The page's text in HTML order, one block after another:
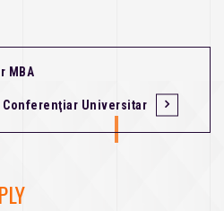
MBA
Conferenţiar Universitar